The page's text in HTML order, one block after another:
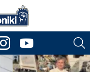
instagramyoutube